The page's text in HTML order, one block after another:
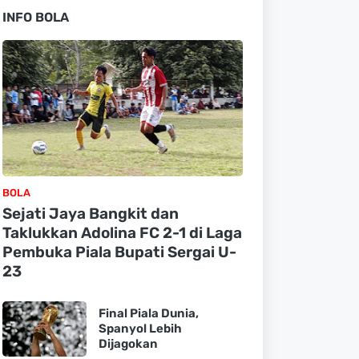
INFO BOLA
BOLA
Sejati Jaya Bangkit dan
Taklukkan Adolina FC 2-1 di Laga
Pembuka Piala Bupati Sergai U-
23
Final Piala Dunia,
Spanyol Lebih
Dijagokan